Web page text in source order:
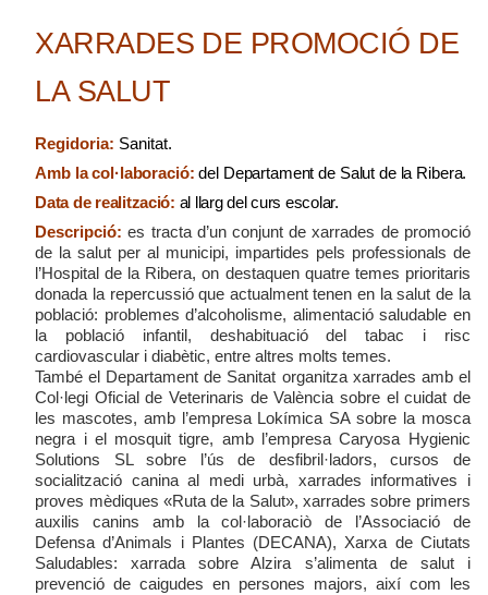
XARRADES DE PROMOCIÓ DE
LA SALUT
Regidoria: Sanitat.
Amb la col·laboració: del Departament de Salut de la Ribera.
Data de realització: al llarg del curs escolar.
Descripció:es tracta d’un conjunt de xarrades de promoció
de la salut per al municipi, impartides pels professionals de
l’Hospital de la Ribera, on destaquen quatre temes prioritaris
donada la repercussió que actualment tenen en la salut de la
població: problemes d’alcoholisme, alimentació saludable en
la població infantil, deshabituació del tabac i risc
cardiovascular i diabètic, entre altres molts temes.
També el Departament de Sanitat organitza xarrades amb el
Col·legi Oficial de Veterinaris de València sobre el cuidat de
les mascotes, amb l’empresa Lokímica SA sobre la mosca
negra i el mosquit tigre, amb l’empresa Caryosa Hygienic
Solutions SL sobre l’ús de desfibril·ladors, cursos de
socialització canina al medi urbà, xarrades informatives i
proves mèdiques «Ruta de la Salut», xarrades sobre primers
auxilis canins amb la col·laboraciò de l’Associació de
Defensa d’Animals i Plantes (DECANA), Xarxa de Ciutats
Saludables: xarrada sobre Alzira s’alimenta de salut i
prevenció de caigudes en persones majors, així com les